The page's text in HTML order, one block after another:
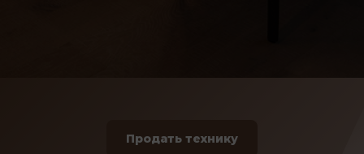
Продать технику